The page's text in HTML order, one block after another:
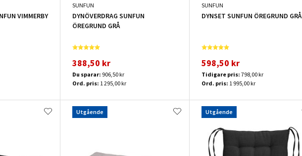
VIMMERBY
SUNFUN
DYNÖVERDRAG SUNFUN
ÖREGRUND GRÅ
388,50 kr
Du sparar: 906,50 kr
Ord. pris: 1 295,00 kr
SUNFUN
DYNSET SUNFUN ÖREGRUND GRÅ
598,50 kr
Tidigare pris: 798,00 kr
Ord. pris: 1 995,00 kr
Utgående Utgående